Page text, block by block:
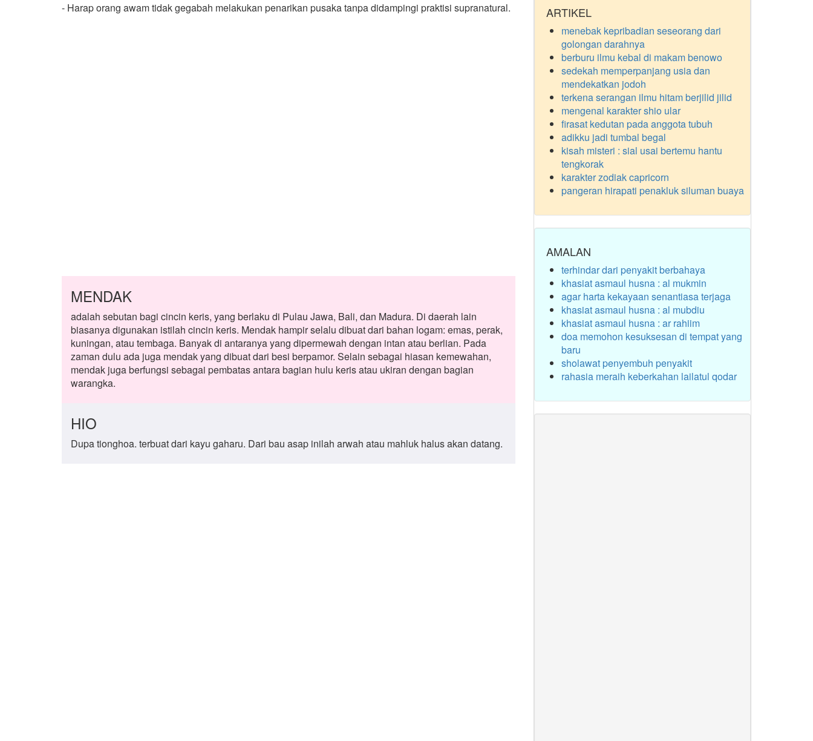
- Harap orang awam tidak gegabah melakukan penarikan pusaka tanpa didampingi praktisi supranatural.
MENDAK
adalah sebutan bagi cincin keris, yang berlaku di Pulau Jawa, Bali, dan Madura. Di daerah lain
biasanya digunakan istilah cincin keris. Mendak hampir selalu dibuat dari bahan logam: emas, perak,
kuningan, atau tembaga. Banyak di antaranya yang dipermewah dengan intan atau berlian. Pada
zaman dulu ada juga mendak yang dibuat dari besi berpamor. Selain sebagai hiasan kemewahan,
mendak juga berfungsi sebagai pembatas antara bagian hulu keris atau ukiran dengan bagian
warangka.
HIO
Dupa tionghoa. terbuat dari kayu gaharu. Dari bau asap inilah arwah atau mahluk halus akan datang.
ARTIKEL
menebak kepribadian seseorang dari
golongan darahnya
berburu ilmu kebal di makam benowo
sedekah memperpanjang usia dan
mendekatkan jodoh
terkena serangan ilmu hitam berjilid jilid
mengenal karakter shio ular
firasat kedutan pada anggota tubuh
adikku jadi tumbal begal
kisah misteri : sial usai bertemu hantu
tengkorak
karakter zodiak capricorn
pangeran hirapati penakluk siluman buaya
AMALAN
terhindar dari penyakit berbahaya
khasiat asmaul husna : al mukmin
agar harta kekayaan senantiasa terjaga
khasiat asmaul husna : al mubdiu
khasiat asmaul husna : ar rahiim
doa memohon kesuksesan di tempat yang
baru
sholawat penyembuh penyakit
rahasia meraih keberkahan lailatul qodar